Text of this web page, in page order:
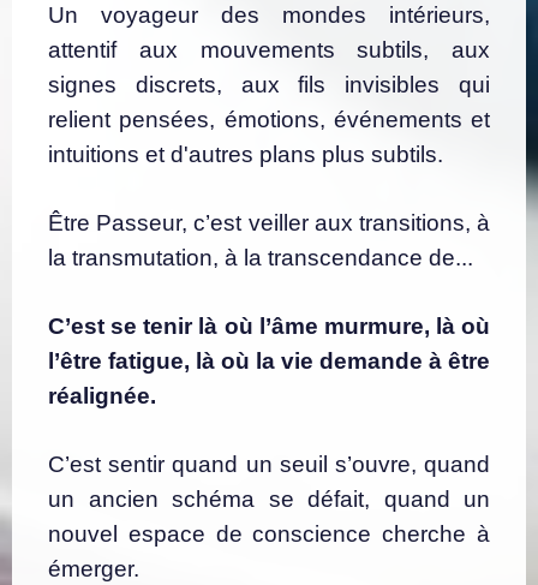
Un voyageur des mondes intérieurs,
attentif aux mouvements subtils, aux
signes discrets, aux fils invisibles qui
relient pensées, émotions, événements et
intuitions et d'autres plans plus subtils.
Être Passeur, c’est veiller aux transitions, à
la transmutation, à la transcendance de...
C’est se tenir là où l’âme murmure, là où
l’être fatigue, là où la vie demande à être
réalignée.
C’est sentir quand un seuil s’ouvre, quand
un ancien schéma se défait, quand un
nouvel espace de conscience cherche à
émerger.